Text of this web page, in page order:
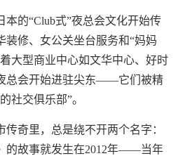
的“Club式”夜总会文化开始传
装修、女公关坐台服务和“妈妈
大型商业中心如文华中心、好时
总会开始进驻尖东——它们被精
社交俱乐部”。
奇里，总是绕不开两个名字：
的故事就发生在2012年——当年